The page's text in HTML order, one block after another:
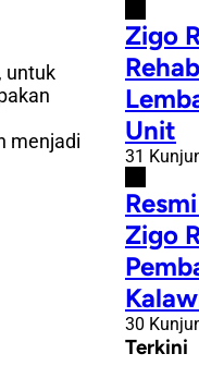
untuk
menjadi
Zigo
Unit
31
Zigo
30
Terkini